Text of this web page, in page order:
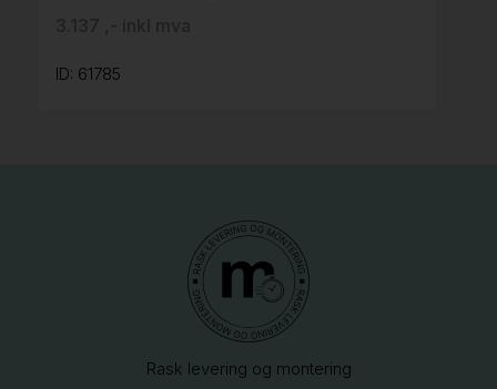
ID: 61785
Rask levering og montering